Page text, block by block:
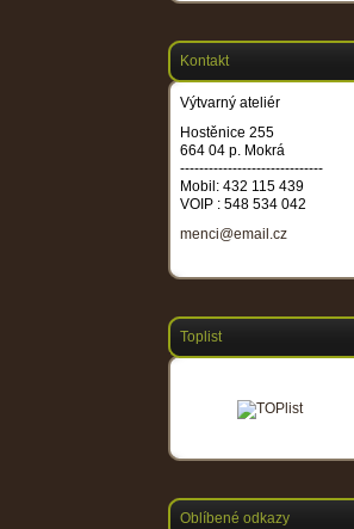
Kontakt
Výtvarný ateliér
Hostěnice 255
664 04 p. Mokrá
------------------------------
Mobil: 432 115 439
VOIP : 548 534 042
menci@email.cz
Toplist
Oblíbené odkazy